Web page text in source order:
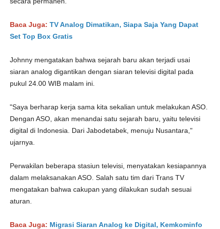
Baca Juga: TV Analog Dimatikan, Siapa Saja Yang Dapat
Set Top Box Gratis
Johnny mengatakan bahwa sejarah baru akan terjadi usai
siaran analog digantikan dengan siaran televisi digital pada
pukul 24.00 WIB malam ini.
"Saya berharap kerja sama kita sekalian untuk melakukan ASO.
Dengan ASO, akan menandai satu sejarah baru, yaitu televisi
digital di Indonesia. Dari Jabodetabek, menuju Nusantara,"
ujarnya.
Perwakilan beberapa stasiun televisi, menyatakan kesiapannya
dalam melaksanakan ASO. Salah satu tim dari Trans TV
mengatakan bahwa cakupan yang dilakukan sudah sesuai
aturan.
Baca Juga: Migrasi Siaran Analog ke Digital, Kemkominfo